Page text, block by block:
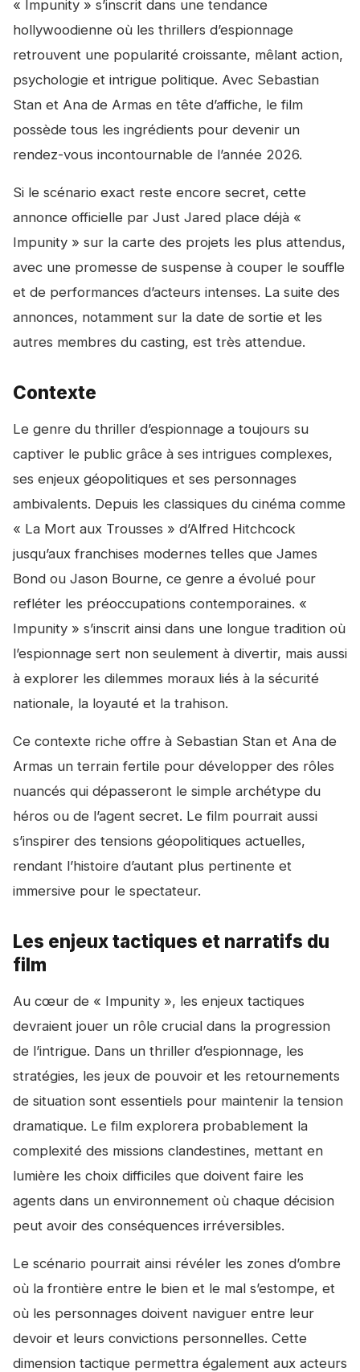
« Impunity » s’inscrit dans une tendance
hollywoodienne où les thrillers d’espionnage
retrouvent une popularité croissante, mêlant action,
psychologie et intrigue politique. Avec Sebastian
Stan et Ana de Armas en tête d’affiche, le film
possède tous les ingrédients pour devenir un
rendez-vous incontournable de l’année 2026.
Si le scénario exact reste encore secret, cette
annonce officielle par Just Jared place déjà «
Impunity » sur la carte des projets les plus attendus,
avec une promesse de suspense à couper le souffle
et de performances d’acteurs intenses. La suite des
annonces, notamment sur la date de sortie et les
autres membres du casting, est très attendue.
Contexte
Le genre du thriller d’espionnage a toujours su
captiver le public grâce à ses intrigues complexes,
ses enjeux géopolitiques et ses personnages
ambivalents. Depuis les classiques du cinéma comme
« La Mort aux Trousses » d’Alfred Hitchcock
jusqu’aux franchises modernes telles que James
Bond ou Jason Bourne, ce genre a évolué pour
refléter les préoccupations contemporaines. «
Impunity » s’inscrit ainsi dans une longue tradition où
l’espionnage sert non seulement à divertir, mais aussi
à explorer les dilemmes moraux liés à la sécurité
nationale, la loyauté et la trahison.
Ce contexte riche offre à Sebastian Stan et Ana de
Armas un terrain fertile pour développer des rôles
nuancés qui dépasseront le simple archétype du
héros ou de l’agent secret. Le film pourrait aussi
s’inspirer des tensions géopolitiques actuelles,
rendant l’histoire d’autant plus pertinente et
immersive pour le spectateur.
Les enjeux tactiques et narratifs du
film
Au cœur de « Impunity », les enjeux tactiques
devraient jouer un rôle crucial dans la progression
de l’intrigue. Dans un thriller d’espionnage, les
stratégies, les jeux de pouvoir et les retournements
de situation sont essentiels pour maintenir la tension
dramatique. Le film explorera probablement la
complexité des missions clandestines, mettant en
lumière les choix difficiles que doivent faire les
agents dans un environnement où chaque décision
peut avoir des conséquences irréversibles.
Le scénario pourrait ainsi révéler les zones d’ombre
où la frontière entre le bien et le mal s’estompe, et
où les personnages doivent naviguer entre leur
devoir et leurs convictions personnelles. Cette
dimension tactique permettra également aux acteurs